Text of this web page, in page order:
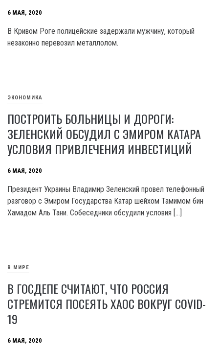
6 МАЯ, 2020
В Кривом Роге полицейские задержали мужчину, который
незаконно перевозил металлолом.
ЭКОНОМИКА
ПОСТРОИТЬ БОЛЬНИЦЫ И ДОРОГИ:
ЗЕЛЕНСКИЙ ОБСУДИЛ С ЭМИРОМ КАТАРА
УСЛОВИЯ ПРИВЛЕЧЕНИЯ ИНВЕСТИЦИЙ
6 МАЯ, 2020
Президент Украины Владимир Зеленский провел телефонный
разговор с Эмиром Государства Катар шейхом Тамимом бин
Хамадом Аль Тани. Собеседники обсудили условия […]
В МИРЕ
В ГОСДЕПЕ СЧИТАЮТ, ЧТО РОССИЯ
СТРЕМИТСЯ ПОСЕЯТЬ ХАОС ВОКРУГ COVID-
19
6 МАЯ, 2020